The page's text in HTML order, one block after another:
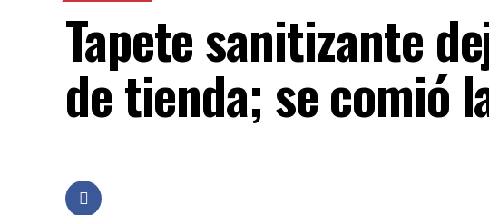
Tapete sanitizante
de tienda; se comió